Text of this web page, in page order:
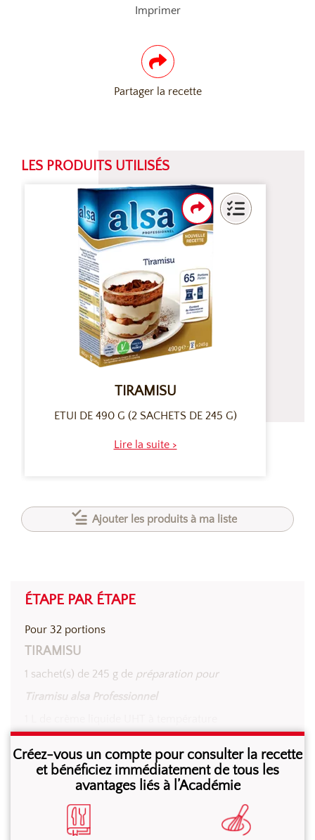
Imprimer
Partager la recette
LES PRODUITS UTILISÉS
TIRAMISU
ETUI DE 490 G (2 SACHETS DE 245 G)
Lire la suite >
Ajouter les produits à ma liste
ÉTAPE PAR ÉTAPE
Pour 32 portions
TIRAMISU
1 sachet(s) de 245 g de préparation pour
Tiramisu alsa Professionnel
100 biscuits cuiller
25 g de cacao amer en poudre.
Créez-vous un compte pour consulter la recette
et bénéficiez immédiatement de tous les
avantages liés à l’Académie